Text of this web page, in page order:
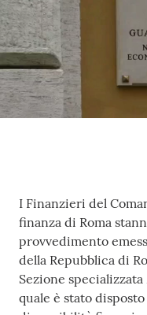
Contenuto
I Finanzieri del
finanza di Roma
provvedimento
della Repubblica di
Sezione
quale è stato